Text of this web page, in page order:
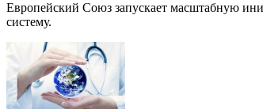
Европейский Союз запускает масштабную
систему.